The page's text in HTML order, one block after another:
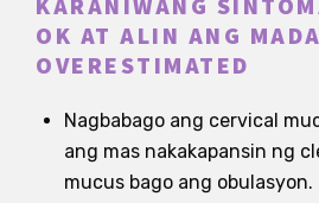
KARANIWANG
OK AT ALIN ANG
OVERESTIMATED
Nagbabago ang cervical
ang mas nakakapansin ng
mucus bago ang obulasyon.